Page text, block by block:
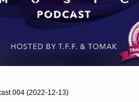
004 (2022-12-13)